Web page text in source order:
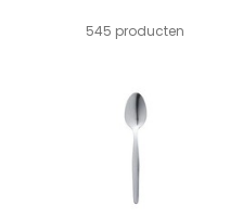
545 producten